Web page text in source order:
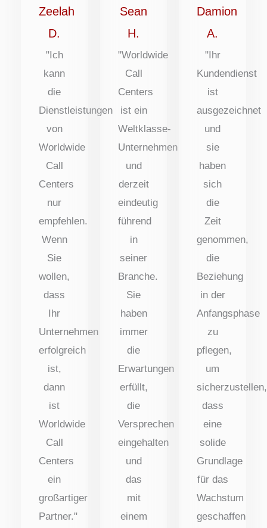
von
Punkten
Zeelah
D.
"Ich
kann
die
Dienstleistungen
von
Worldwide
Call
Centers
nur
empfehlen.
Wenn
Sie
wollen,
dass
Ihr
Unternehmen
erfolgreich
ist,
dann
ist
Worldwide
Call
Centers
ein
großartiger
Partner."
von
Punkten
Sean
H.
"Worldwide
Call
Centers
ist ein
Weltklasse-
Unternehmen
und
derzeit
eindeutig
führend
in
seiner
Branche.
Sie
haben
immer
die
Erwartungen
erfüllt,
die
Versprechen
eingehalten
und
das
mit
einem
von
Punkten
Damion
A.
"Ihr
Kundendienst
ist
ausgezeichnet
und
sie
haben
sich
die
Zeit
genommen,
die
Beziehung
in der
Anfangsphase
zu
pflegen,
um
sicherzustellen,
dass
eine
solide
Grundlage
für das
Wachstum
geschaffen